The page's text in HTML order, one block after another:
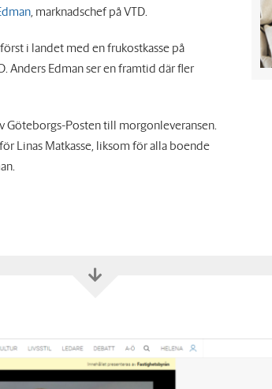
, marknadschef på VTD.
i landet med en frukostkasse på
Anders Edman ser en framtid där fler
Göteborgs-Posten till morgonleveransen.
Linas Matkasse, liksom för alla boende